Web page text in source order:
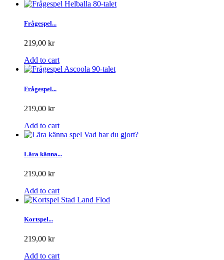
Frågespel...
219,00 kr
Add to cart
Frågespel...
219,00 kr
Add to cart
Lära känna...
219,00 kr
Add to cart
Kortspel...
219,00 kr
Add to cart